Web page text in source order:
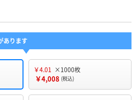
あります
￥4.01 ×1000枚
￥4,008 (税込)